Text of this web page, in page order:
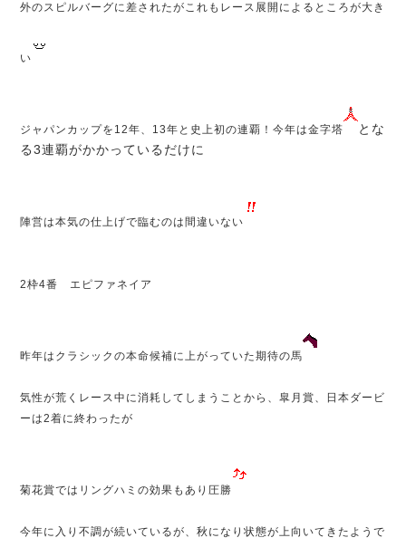
外のスピルバーグに差されたがこれもレース展開によるところが大き
い
ジャパンカップを12年、13年と史上初の連覇！今年は金字塔
とな
る3連覇がかかっているだけに
陣営は本気の仕上げで臨むのは間違いない
2枠4番 エピファネイア
昨年はクラシックの本命候補に上がっていた期待の馬
気性が荒くレース中に消耗してしまうことから、皐月賞、日本ダービ
ーは2着に終わったが
菊花賞ではリングハミの効果もあり圧勝
今年に入り不調が続いているが、秋になり状態が上向いてきたようで